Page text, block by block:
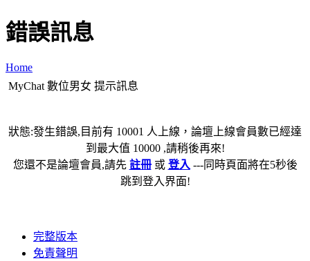
錯誤訊息
Home
MyChat 數位男女 提示訊息
狀態:發生錯誤,目前有 10001 人上線，論壇上線會員數已經達
到最大值 10000 ,請稍後再來!
您還不是論壇會員,請先 註冊或 登入 ---同時頁面將在5秒後
跳到登入界面!
完整版本
免責聲明